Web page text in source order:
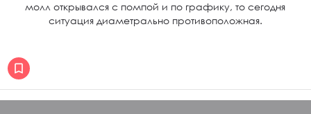
молл открывался с помпой и по графику, то сегодня
ситуация диаметрально противоположная.